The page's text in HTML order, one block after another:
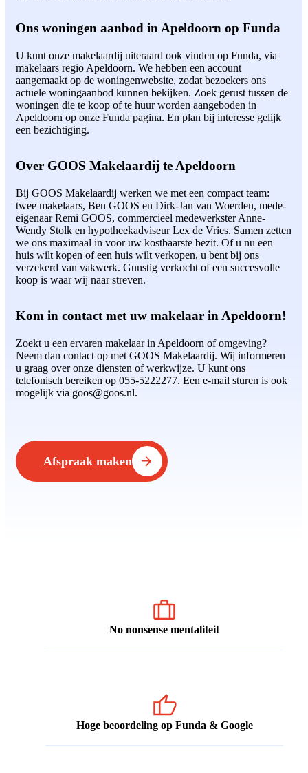
Ons woningen aanbod in Apeldoorn op Funda
U kunt onze makelaardij uiteraard ook vinden op Funda, via
makelaars regio Apeldoorn. We hebben een account
aangemaakt op de woningenwebsite, zodat bezoekers ons
actuele woningaanbod kunnen bekijken. Zoek gerust tussen de
woningen die te koop of te huur worden aangeboden in
Apeldoorn op onze Funda pagina. En plan bij interesse gelijk
een bezichtiging.
Over GOOS Makelaardij te Apeldoorn
Bij GOOS Makelaardij werken we met een compact team:
twee makelaars, Ben GOOS en Dirk-Jan van Woerden, mede-
eigenaar Remi GOOS, commercieel medewerkster Anne-
Wendy Stolk en hypotheekadviseur Lex de Vries. Samen zetten
we ons maximaal in voor uw kostbaarste bezit. Of u nu een
huis wilt kopen of een huis wilt verkopen, u bent bij ons
verzekerd van vakwerk. Gunstig verkocht of een succesvolle
koop is waar wij naar streven.
Kom in contact met uw makelaar in Apeldoorn!
Zoekt u een ervaren makelaar in Apeldoorn of omgeving?
Neem dan contact op met GOOS Makelaardij. Wij informeren
u graag over onze diensten of werkwijze. U kunt ons
telefonisch bereiken op 055-5222277. Een e-mail sturen is ook
mogelijk via goos@goos.nl.
Afspraak maken
No nonsense mentaliteit
Hoge beoordeling op Funda & Google